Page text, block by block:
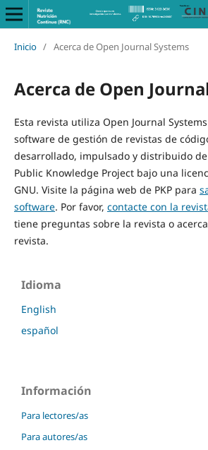
Inicio / Acerca de Open Journal Systems
Acerca de Open
Esta revista utiliza Open Journal
software de gestión de revistas de
desarrollado, impulsado y distribuido
Public Knowledge Project bajo una
GNU. Visite la página web de PKP para
software. Por favor, contacte con la
tiene preguntas sobre la revista o
revista.
Idioma
English
español
Información
Para lectores/as
Para autores/as